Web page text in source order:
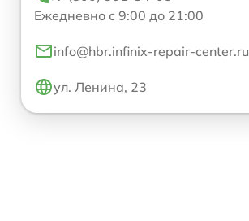
Ежедневно с 9:00 до 21:00
info@hbr.infinix-repair-center.ru
ул. Ленина, 23